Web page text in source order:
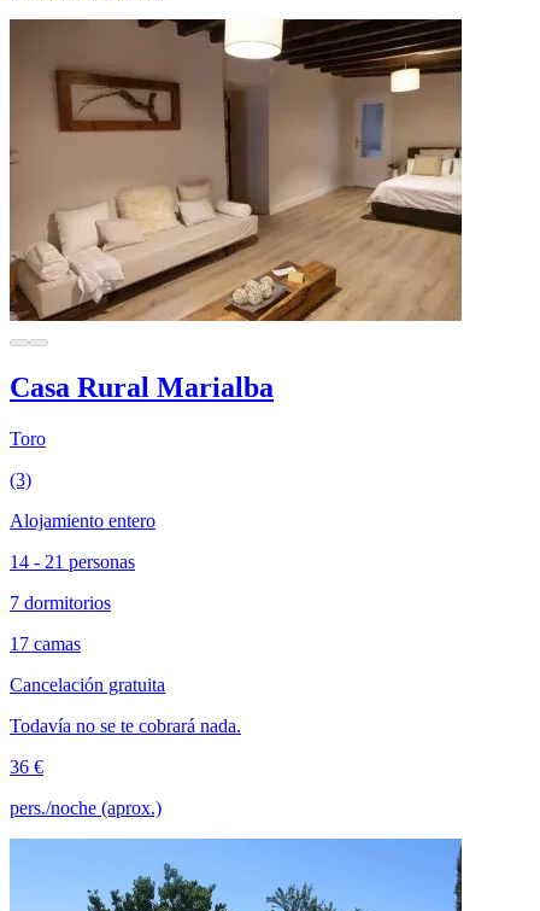
Casa Rural Marialba
Toro
(3)
Alojamiento entero
14 - 21 personas
7 dormitorios
17 camas
Cancelación gratuita
Todavía no se te cobrará nada.
36 €
pers./noche (aprox.)